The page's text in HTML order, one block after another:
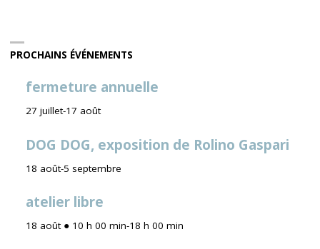
PROCHAINS ÉVÉNEMENTS
fermeture annuelle
27 juillet-17 août
DOG DOG, exposition de Rolino Gaspari
18 août-5 septembre
atelier libre
18 août ● 10 h 00 min-18 h 00 min